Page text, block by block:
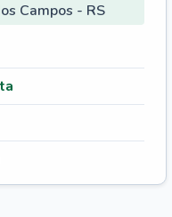
Campos - RS